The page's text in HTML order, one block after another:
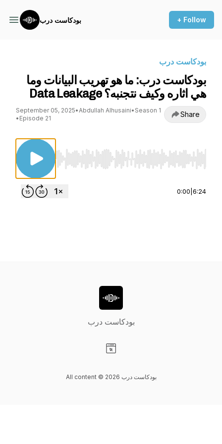
بودكاست درب + Follow
بودكاست درب
بودكاست درب: ما هو تهريب البيانات وما
هي اثاره وكيف نتجنبه؟ Data Leakage
September 05, 2025•Abdullah Alhusaini• Season 1
• Episode 21 Share
Use Left/Right to seek, Home/End to jump
0:00 6:24
بودكاست درب
All content © 2026 بودكاست درب